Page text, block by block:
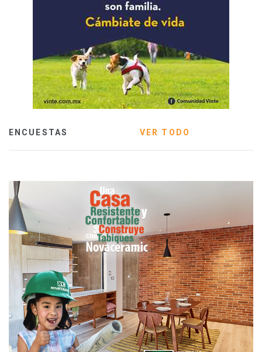
ENCUESTAS VER TODO